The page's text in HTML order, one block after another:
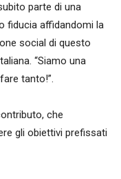
parte di una
fiducia affidandomi la
social di questo
“Siamo una
tanto!”.
che
gli obiettivi prefissati